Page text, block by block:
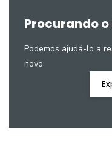
Procurando
Podemos ajudá-lo a
novo